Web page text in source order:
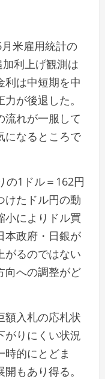
米雇用統計の
利上げ観測は
利は中短期を中
が後退した。
流れが一服して
になるところで
の1ドル＝162円
けたドル円の動
小によりドル買
本政府・日銀が
がるのではない
向への調整がど
額入札の応札状
がりにくい状況
時的にとどま
もあり得る。